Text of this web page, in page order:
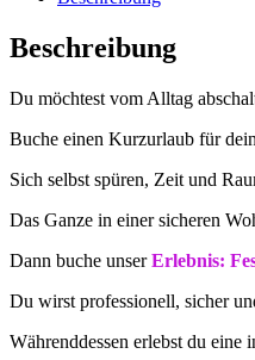
Beschreibung
Du möchtest vom Alltag
Buche einen Kurzurlaub für
Sich selbst spüren, Zeit und
Das Ganze in einer sicheren
Dann buche unserErlebnis:
Du wirst professionell, sicher
Währenddessen erlebst du